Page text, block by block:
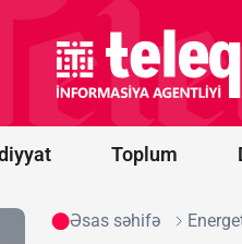
Toplum
dollar
dəyərində
lazer
anti-dron
sistemləri
Əsas səhifə